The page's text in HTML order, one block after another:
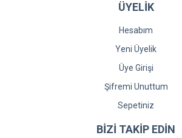
ÜYELİK
Hesabım
Yeni Üyelik
Üye Girişi
Şifremi Unuttum
Sepetiniz
BİZİ TAKİP EDİN